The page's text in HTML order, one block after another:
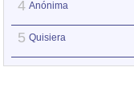
4 Anónima
5 Quisiera